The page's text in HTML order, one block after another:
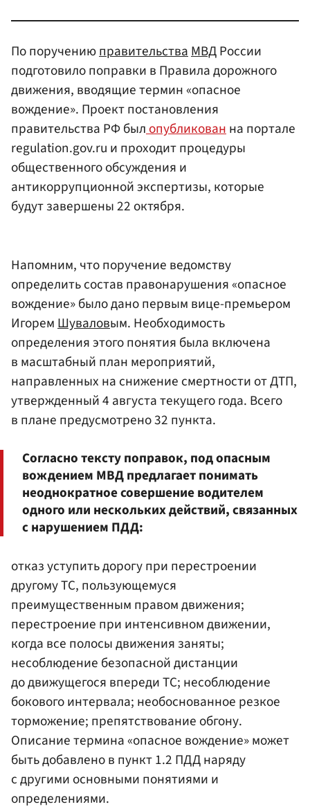
По поручениюправительства МВДРоссии
подготовило поправки в Правила дорожного
движения, вводящие термин «опасное
вождение». Проект постановления
правительства РФ был опубликован на портале
regulation.gov.ru и проходит процедуры
общественного обсуждения и
антикоррупционной экспертизы, которые
будут завершены 22 октября.
Напомним, что поручение ведомству
определить состав правонарушения «опасное
вождение» было дано первым вице-премьером
ИгоремШуваловым. Необходимость
определения этого понятия была включена
в масштабный план мероприятий,
направленных на снижение смертности от ДТП,
утвержденный 4 августа текущего года. Всего
в плане предусмотрено 32 пункта.
Согласно тексту поправок, под опасным
вождением МВД предлагает понимать
неоднократное совершение водителем
одного или нескольких действий, связанных
с нарушением ПДД:
отказ уступить дорогу при перестроении
другому ТС, пользующемуся
преимущественным правом движения;
перестроение при интенсивном движении,
когда все полосы движения заняты;
несоблюдение безопасной дистанции
до движущегося впереди ТС; несоблюдение
бокового интервала; необоснованное резкое
торможение; препятствование обгону.
Описание термина «опасное вождение» может
быть добавлено в пункт 1.2 ПДД наряду
с другими основными понятиями и
определениями.